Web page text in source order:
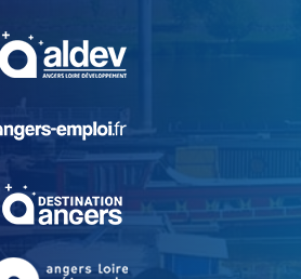
, Ouvre une nouvelle
, Ouvre une nouvelle